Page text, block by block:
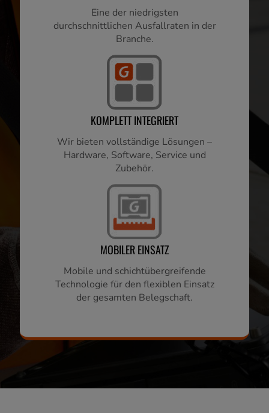
Eine der niedrigsten
durchschnittlichen Ausfallraten in der
Branche.
KOMPLETT INTEGRIERT
Wir bieten vollständige Lösungen –
Hardware, Software, Service und
Zubehör.
MOBILER EINSATZ
Mobile und schichtübergreifende
Technologie für den flexiblen Einsatz
der gesamten Belegschaft.